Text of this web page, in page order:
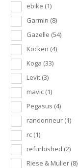
ebike (1)
Garmin (8)
Gazelle (54)
Kocken (4)
Koga (33)
Levit (3)
mavic (1)
Pegasus (4)
randonneur (1)
rc (1)
refurbished (2)
Riese & Muller (8)